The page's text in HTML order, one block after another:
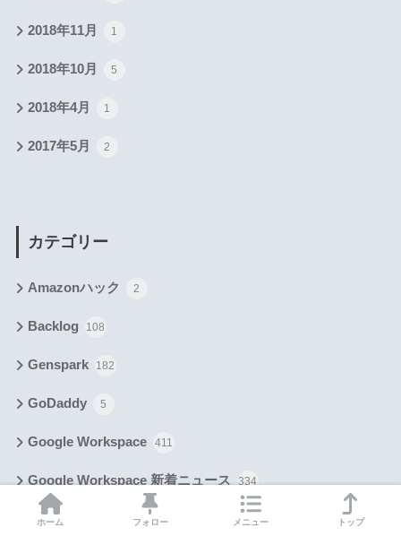
2018年11月 1
2018年10月 5
2018年4月 1
2017年5月 2
カテゴリー
Amazonハック 2
Backlog 108
Genspark 182
GoDaddy 5
Google Workspace 411
Google Workspace 新着ニュース 334
HiJoJo.com
ホーム フォロー メニュー トップ